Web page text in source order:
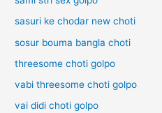
sasuri ke chodar new choti
sosur bouma bangla choti
threesome choti golpo
vabi threesome choti golpo
vai didi choti golpo